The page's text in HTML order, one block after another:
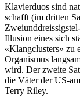
Klavierduos sind
schafft (im dritten
Illusion eines sich
«Klangclusters» zu
Organismus
wird. Der zweite
die Väter der US-
Terry Riley.